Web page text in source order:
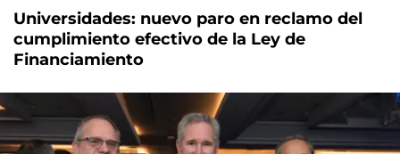
Universidades: nuevo paro en reclamo del
cumplimiento efectivo de la Ley de
Financiamiento